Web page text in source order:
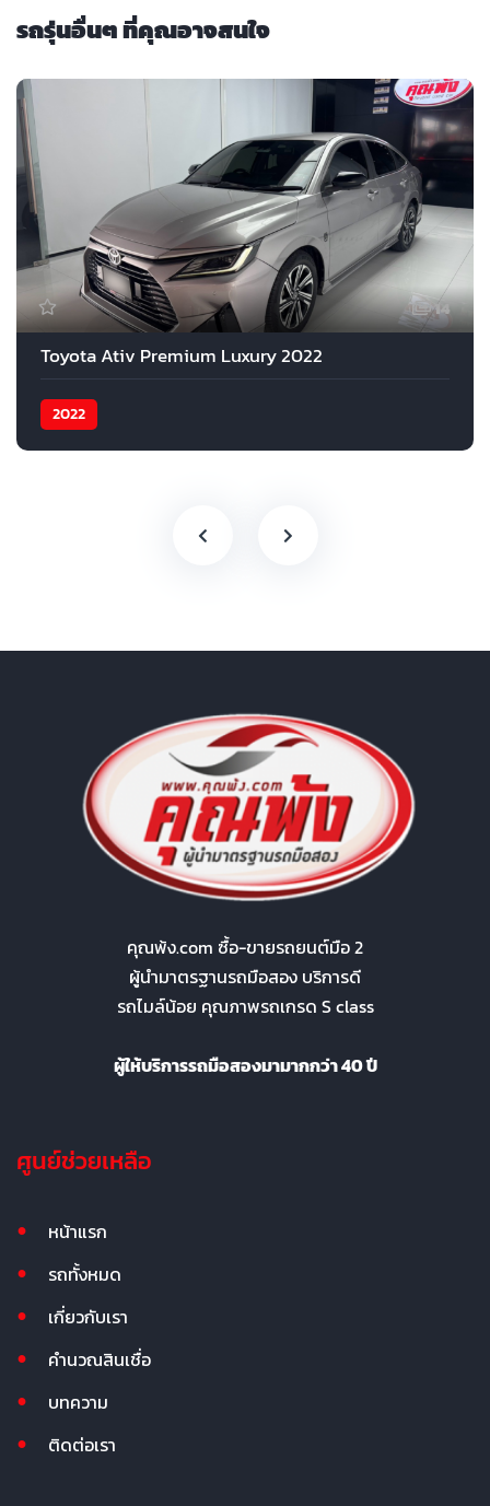
รถรุ่นอื่นๆ ที่คุณอาจสนใจ
14
Toyota Ativ Premium Luxury 2022
2022
คุณพ้ง.com ซื้อ-ขายรถยนต์มือ 2
ผู้นำมาตรฐานรถมือสอง บริการดี
รถไมล์น้อย คุณภาพรถเกรด S class
ผู้ให้บริการรถมือสองมามากกว่า 40 ปี
ศูนย์ช่วยเหลือ
หน้าแรก
รถทั้งหมด
เกี่ยวกับเรา
คำนวณสินเชื่อ
บทความ
ติดต่อเรา